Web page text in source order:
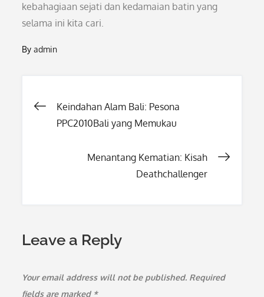
kebahagiaan sejati dan kedamaian batin yang
selama ini kita cari.
Byadmin
Post
Keindahan Alam Bali: Pesona
PPC2010Bali yang Memukau
Menantang Kematian: Kisah
Deathchallenger
Leave a Reply
Your email address will not be published. Required
fields are marked *